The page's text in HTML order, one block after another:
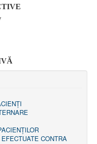
NAȚIONALE
CONTRA